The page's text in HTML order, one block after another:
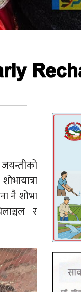
नै शोभा
र